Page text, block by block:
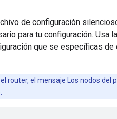
de configuración
para tu configuración. Usa
que se específicas
router, el mensaje Los nodos